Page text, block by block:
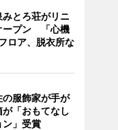
みとろ荘がリニ
ープン 「心機
ロア、脱衣所な
の服飾家が手が
が「おもてなし
」受賞